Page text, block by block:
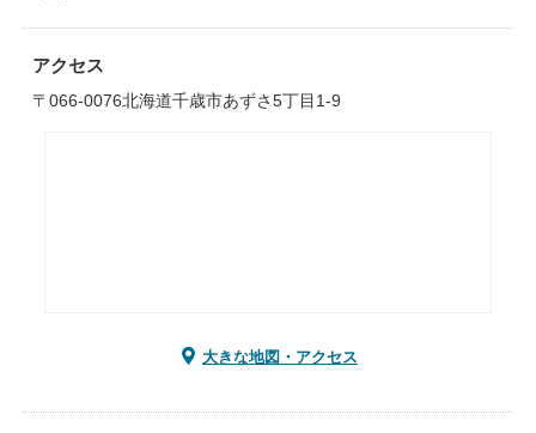
アクセス
〒066-0076北海道千歳市あずさ5丁目1-9
大きな地図・アクセス